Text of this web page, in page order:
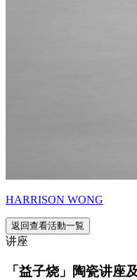
HARRISON WONG
返回查看活動一覧
讲座
「益子烧」陶瓷讲座